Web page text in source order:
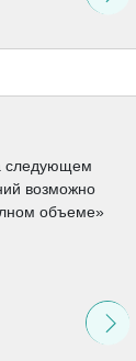
следующем
возможно
объеме»